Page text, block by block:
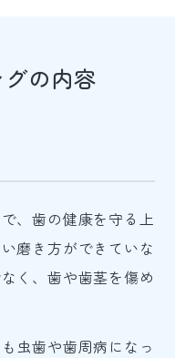
グの内容
、歯の健康を守る上
磨き方ができていな
く、歯や歯茎を傷め
虫歯や歯周病になっ